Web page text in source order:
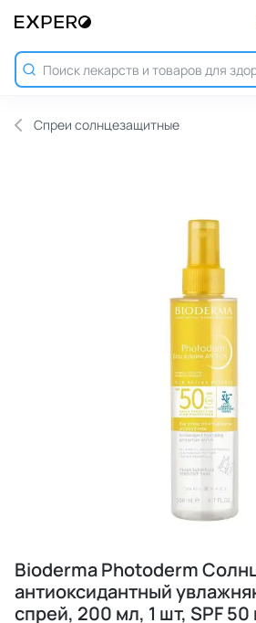
Спреи солнцезащитные
Bioderma Photoderm
антиоксидантный
спрей, 200 мл, 1 шт, SPF